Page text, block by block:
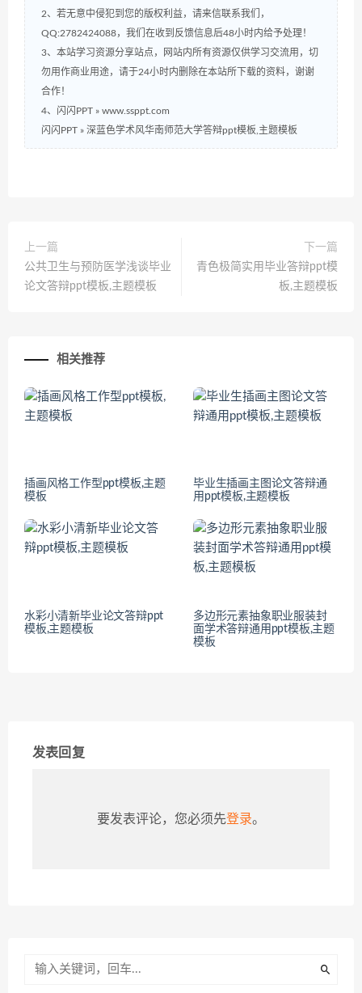
2、若无意中侵犯到您的版权利益，请来信联系我们，
QQ:2782424088，我们在收到反馈信息后48小时内给予处理！
3、本站学习资源分享站点，网站内所有资源仅供学习交流用，切
勿用作商业用途，请于24小时内删除在本站所下载的资料，谢谢
合作！
4、闪闪PPT » www.ssppt.com
闪闪PPT » 深蓝色学术风华南师范大学答辩ppt模板,主题模板
上一篇
公共卫生与预防医学浅谈毕业
论文答辩ppt模板,主题模板
下一篇
青色极简实用毕业答辩ppt模
板,主题模板
相关推荐
插画风格工作型ppt模板,主题
模板
毕业生插画主图论文答辩通
用ppt模板,主题模板
水彩小清新毕业论文答辩ppt
模板,主题模板
多边形元素抽象职业服装封
面学术答辩通用ppt模板,主题
模板
发表回复
要发表评论，您必须先登录。